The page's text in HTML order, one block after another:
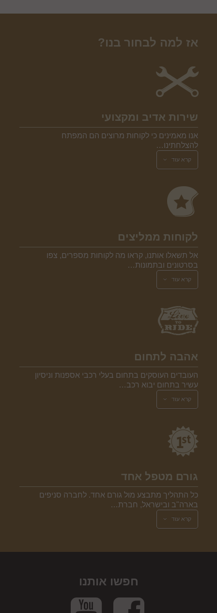
אז למה לבחור בנו?
שירות אדיב ומקצועי
אנו מאמינים כי לקוחות מרוצים הם המפתח
להצלחתינו…
קרא עוד
לקוחות ממליצים
אל תשאלו אותנו, קראו מה לקוחות מספרים, צפו
בסרטונים ובתמונות…
קרא עוד
אהבה לתחום
העובדים העוסקים בתחום בעלי רכבי אספנות וניסיון
עשיר בתחום יבוא רכב…
קרא עוד
גורם מטפל אחד
כל התהליך מתבצע מול גורם אחד. לחברה סניפים
בארה"ב ובישראל, חברת…
קרא עוד
חפשו אותנו